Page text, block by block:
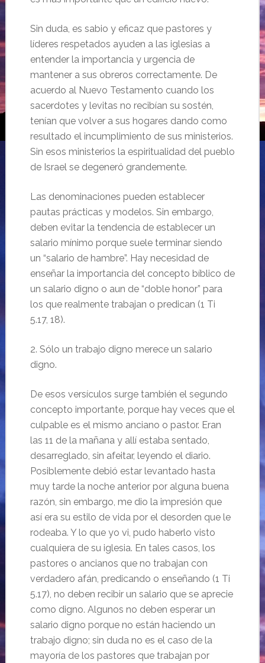
Sin duda, es sabio y eficaz que pastores y
líderes respetados ayuden a las iglesias a
entender la importancia y urgencia de
mantener a sus obreros correctamente. De
acuerdo al Nuevo Testamento cuando los
sacerdotes y levitas no recibían su sostén,
tenían que volver a sus hogares dando como
resultado el incumplimiento de sus ministerios.
Sin esos ministerios la espiritualidad del pueblo
de Israel se degeneró grandemente.
Las denominaciones pueden establecer
pautas prácticas y modelos. Sin embargo,
deben evitar la tendencia de establecer un
salario mínimo porque suele terminar siendo
un “salario de hambre”. Hay necesidad de
enseñar la importancia del concepto bíblico de
un salario digno o aun de “doble honor” para
los que realmente trabajan o predican (1 Ti
5.17, 18).
2. Sólo un trabajo digno merece un salario
digno.
De esos versículos surge también el segundo
concepto importante, porque hay veces que el
culpable es el mismo anciano o pastor. Eran
las 11 de la mañana y allí estaba sentado,
desarreglado, sin afeitar, leyendo el diario.
Posiblemente debió estar levantado hasta
muy tarde la noche anterior por alguna buena
razón, sin embargo, me dio la impresión que
así era su estilo de vida por el desorden que le
rodeaba. Y lo que yo vi, pudo haberlo visto
cualquiera de su iglesia. En tales casos, los
pastores o ancianos que no trabajan con
verdadero afán, predicando o enseñando (1 Ti
5.17), no deben recibir un salario que se aprecie
como digno. Algunos no deben esperar un
salario digno porque no están haciendo un
trabajo digno; sin duda no es el caso de la
mayoría de los pastores que trabajan por